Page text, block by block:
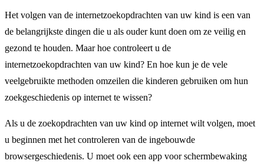
Het volgen van de internetzoekopdrachten van uw kind is een van
de belangrijkste dingen die u als ouder kunt doen om ze veilig en
gezond te houden. Maar hoe controleert u de
internetzoekopdrachten van uw kind? En hoe kun je de vele
veelgebruikte methoden omzeilen die kinderen gebruiken om hun
zoekgeschiedenis op internet te wissen?
Als u de zoekopdrachten van uw kind op internet wilt volgen, moet
u beginnen met het controleren van de ingebouwde
browsergeschiedenis. U moet ook een app voor schermbewaking